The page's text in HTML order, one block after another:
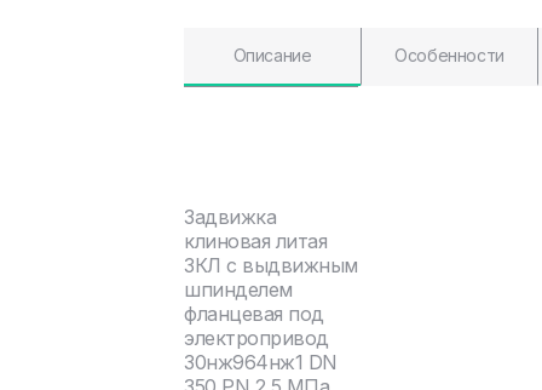
Описание Особенности
Задвижка
клиновая литая
ЗКЛ с выдвижным
шпинделем
фланцевая под
электропривод
30нж964нж1 DN